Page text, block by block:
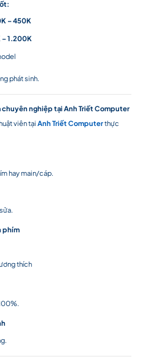
– 450K
1.200K
phát sinh.
nghiệp tại Anh Triết Computer
viên tại Anh Triết Computerthực
hay main/cáp.
phím
thích